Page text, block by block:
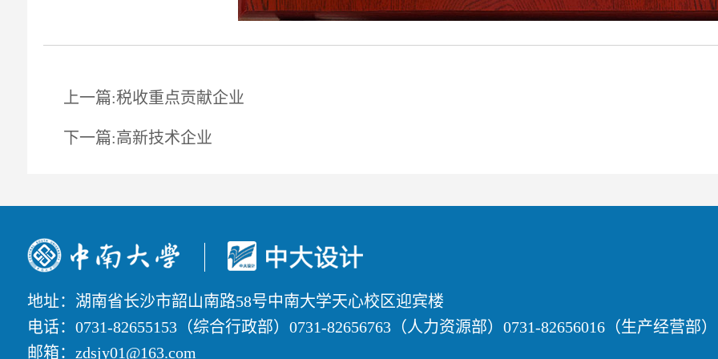
上一篇:税收重点贡献企业
下一篇:高新技术企业
地址：湖南省长沙市韶山南路58号中南大学天心校区迎宾楼
电话：0731-82655153（综合行政部）0731-82656763（人力资源部）0731-82656016（生产经营部）
邮箱：zdsjy01@163.com